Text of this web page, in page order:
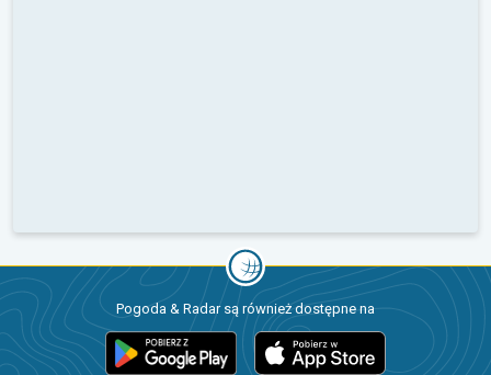
Pogoda & Radar są również dostępne na